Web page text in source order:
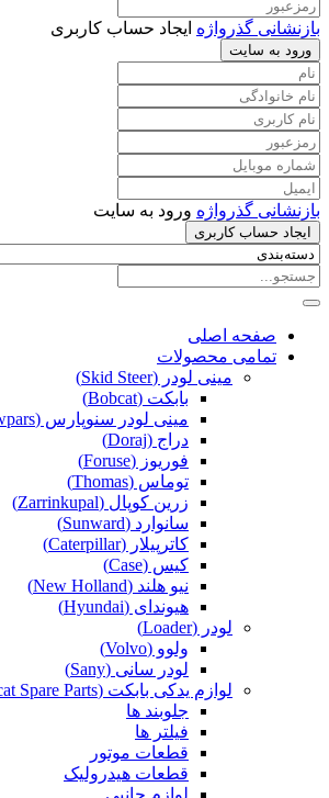
بازنشانی گذرواژه ایجاد حساب کاربری
ورود به سایت
بازنشانی گذرواژه ورود به سایت
ایجاد حساب کاربری
صفحه اصلی
تمامی محصولات
مینی لودر (Skid Steer)
بابکت (Bobcat)
مینی لودر سنوپارس (Snowpars)
دراج (Doraj)
فوریوز (Foruse)
توماس (Thomas)
زرین کوپال (Zarrinkupal)
سانوارد (Sunward)
کاترپیلار (Caterpillar)
کیس (Case)
نیو هلند (New Holland)
هیوندای (Hyundai)
لودر (Loader)
ولوو (Volvo)
لودر سانی (Sany)
لوازم یدکی بابکت (Bobcat Spare Parts)
جلوبند ها
فیلتر ها
قطعات موتور
قطعات هیدرولیک
لوازم جانبی